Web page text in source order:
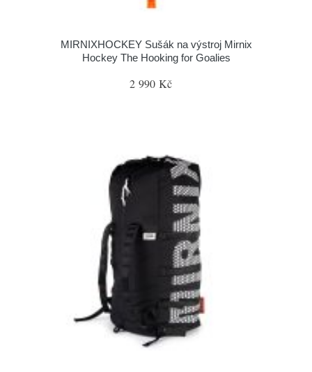
MIRNIXHOCKEY Sušák na výstroj Mirnix
Hockey The Hooking for Goalies
2 990 Kč